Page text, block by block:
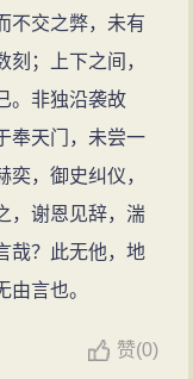
言谈 议论 明晰
后说：“王公的
到。”他在弘
的身份，对台
弘治、正德间，
古的 文学
一批吴中及淮左
，复职翰林编
实录》修成，
时孝宗宠信宦官
以周文王勤政的
后，孝宗对李广
交之弊，未有
；上下之间，
。非独沿袭故
奉天门，未尝一
奕，御史纠仪，
，谢恩见辞，湍
哉？此无他，地
言也。
赞(0)